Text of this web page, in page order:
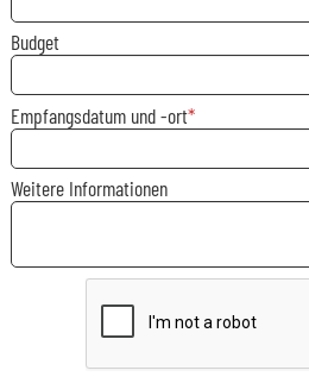
Budget
Empfangsdatum und -ort
Weitere Informationen